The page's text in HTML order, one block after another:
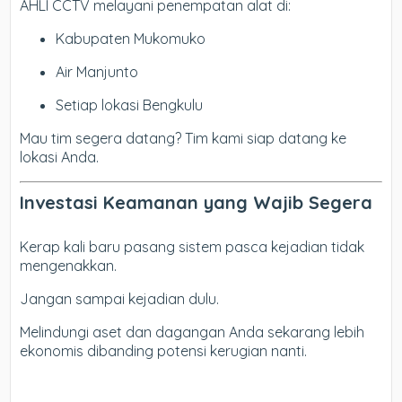
AHLI CCTV melayani penempatan alat di:
Kabupaten Mukomuko
Air Manjunto
Setiap lokasi Bengkulu
Mau tim segera datang? Tim kami siap datang ke
lokasi Anda.
Investasi Keamanan yang Wajib Segera
Kerap kali baru pasang sistem pasca kejadian tidak
mengenakkan.
Jangan sampai kejadian dulu.
Melindungi aset dan dagangan Anda sekarang lebih
ekonomis dibanding potensi kerugian nanti.